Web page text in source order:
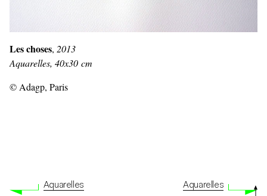
Les choses, 2013
Aquarelles, 40x30 cm
© Adagp, Paris
Aquarelles Aquarelles